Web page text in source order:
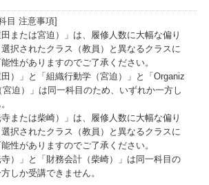
目 注意事項]
田または宮迫）」は、履修人数に大幅な偏り
択されたクラス（教員）と異なるクラスに
性がありますのでご了承ください。
田）」と「組織行動学（宮迫）」と「Organiz
迫）」は同一科目のため、いずれか一方し
寺または柴崎）」は、履修人数に大幅な偏り
択されたクラス（教員）と異なるクラスに
性がありますのでご了承ください。
寺）」と「財務会計（柴崎）」は同一科目の
しか受講できません。